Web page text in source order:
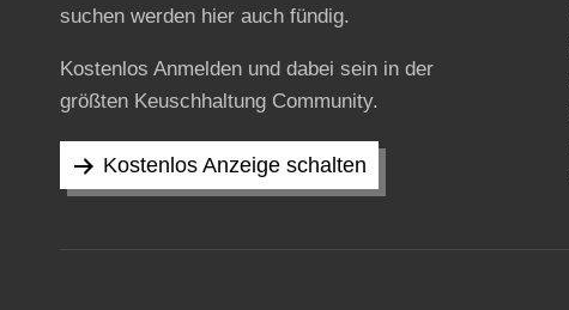
suchen werden hier auch fündig.
Kostenlos Anmelden und dabei sein in der
größten Keuschhaltung Community.
Kostenlos Anzeige schalten